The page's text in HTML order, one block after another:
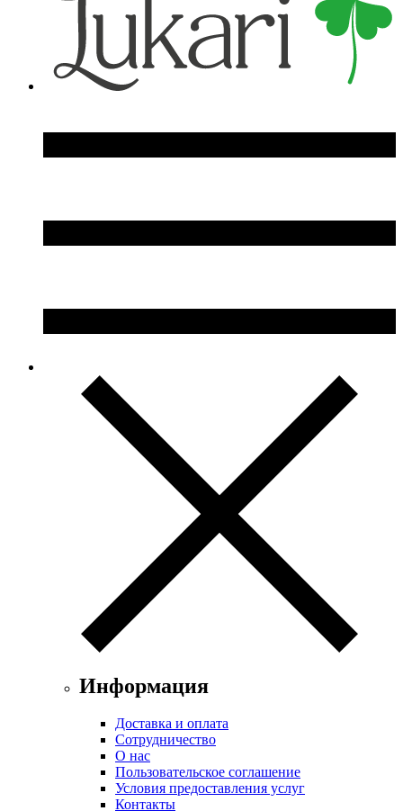
Информация
Доставка и оплата
Сотрудничество
О нас
Пользовательское соглашение
Условия предоставления услуг
Контакты